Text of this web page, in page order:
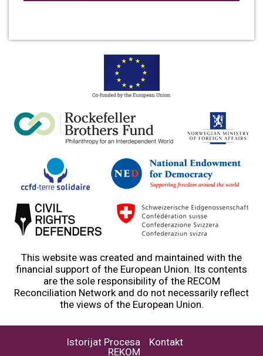
This website was created and maintained with the
financial support of the European Union. Its contents
are the sole responsibility of the RECOM
Reconciliation Network and do not necessarily reflect
the views of the European Union.
Istorijat Procesa
REKOM
Kontakt